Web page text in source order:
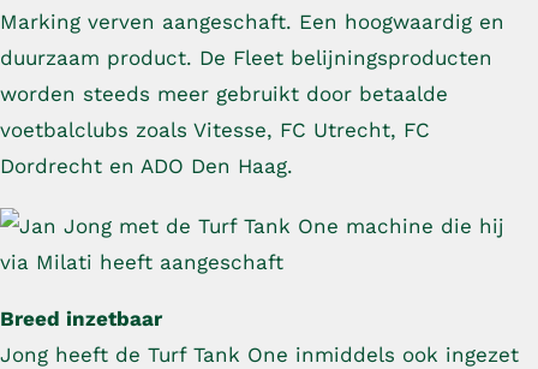
Marking verven aangeschaft. Een hoogwaardig en
duurzaam product. De Fleet belijningsproducten
worden steeds meer gebruikt door betaalde
voetbalclubs zoals Vitesse, FC Utrecht, FC
Dordrecht en ADO Den Haag.
Breed inzetbaar
Jong heeft de Turf Tank One inmiddels ook ingezet